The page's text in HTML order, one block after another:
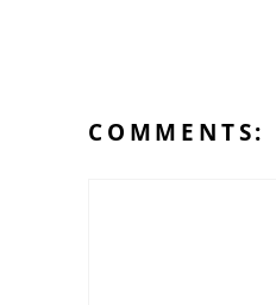
COMMENTS: